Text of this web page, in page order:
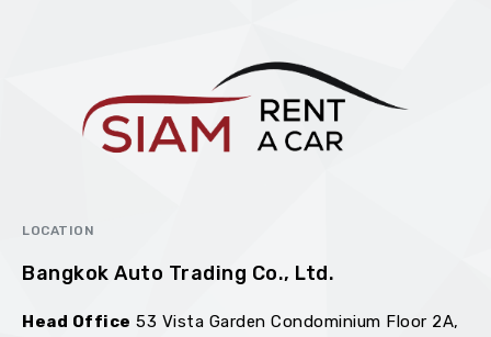
LOCATION
Bangkok Auto Trading Co., Ltd.
Head Office 53 Vista Garden Condominium Floor 2A,